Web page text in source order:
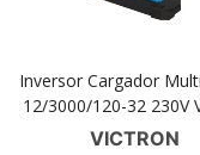
Inversor Cargador
12/3000/120-32 230V
VICTRON